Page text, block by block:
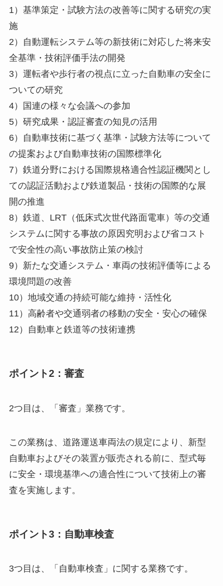
1）基準策定・試験方法の改善等に関する研究の実
施
2）自動運転システム等の新技術に対応した将来安
全基準・技術評価手法の開発
3）運転者や歩行者の視点に立った自動車の安全に
ついての研究
4）国連の様々な会議への参加
5）研究成果・認証審査の知見の活用
6）自動車技術に基づく基準・試験方法等について
の提案および自動車技術の国際標準化
7）鉄道分野における国際規格適合性認証機関とし
ての認証活動および鉄道製品・技術の国際的な展
開の推進
8）鉄道、LRT（低床式次世代路面電車）等の交通
システムに関する事故の原因究明および省コスト
で安全性の高い事故防止策の検討
9）新たな交通システム・車両の技術評価等による
環境問題の改善
10）地域交通の持続可能な維持・活性化
11）高齢者や交通弱者の移動の安全・安心の確保
12）自動車と鉄道等の技術連携
ポイント2：審査
2つ目は、「審査」業務です。
この業務は、道路運送車両法の規定により、新型
自動車およびその装置が販売される前に、型式毎
に安全・環境基準への適合性について技術上の審
査を実施します。
ポイント3：自動車検査
3つ目は、「自動車検査」に関する業務です。